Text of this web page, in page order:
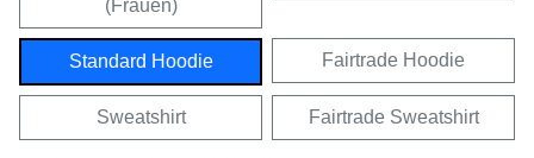
(Frauen)
Standard Hoodie Fairtrade Hoodie
Sweatshirt Fairtrade Sweatshirt